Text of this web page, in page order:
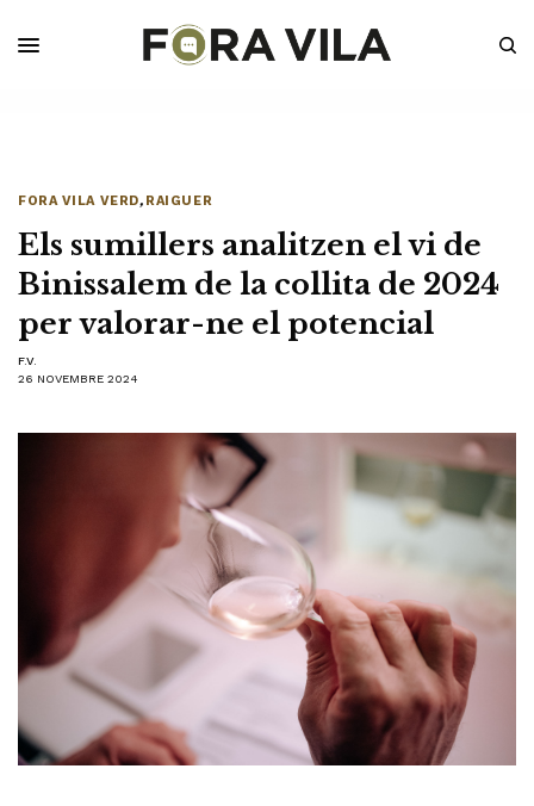
FORA VILA VERD, RAIGUER
Els sumillers analitzen el vi de
Binissalem de la collita de 2024
per valorar-ne el potencial
F.V.
26 NOVEMBRE 2024